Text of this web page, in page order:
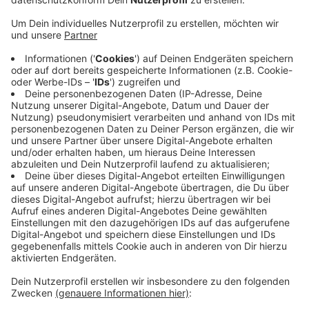
Anzeige
Diese Sonderimpftermine hatte der Kreis Kleve
angeboten, weil nach deutscher Einschätzung viele
Saisonkräfte nicht oder nicht ausreichend gegen das
Coronavirus geimpft sind. So hätten die bisherigen
Impfangebote in Goch und Straelen jeweils nur 26
Erntehellfer angelockt, heißt es auf Anfrage der NRZ
aus dem Kreishaus. Dies könne aber auch mit
parallelen Angeboten in den Kommunen zu tun haben,
sagte Kreissprecher Benedikt Giesbers der NRZ. Die
meisten der Impflinge kämen aus Polen und Rumänien.
Anzeige